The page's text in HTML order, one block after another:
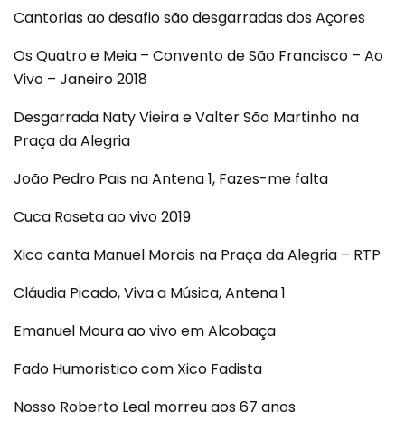
Cantorias ao desafio são desgarradas dos Açores
Os Quatro e Meia – Convento de São Francisco – Ao
Vivo – Janeiro 2018
Desgarrada Naty Vieira e Valter São Martinho na
Praça da Alegria
João Pedro Pais na Antena 1, Fazes-me falta
Cuca Roseta ao vivo 2019
Xico canta Manuel Morais na Praça da Alegria – RTP
Cláudia Picado, Viva a Música, Antena 1
Emanuel Moura ao vivo em Alcobaça
Fado Humoristico com Xico Fadista
Nosso Roberto Leal morreu aos 67 anos